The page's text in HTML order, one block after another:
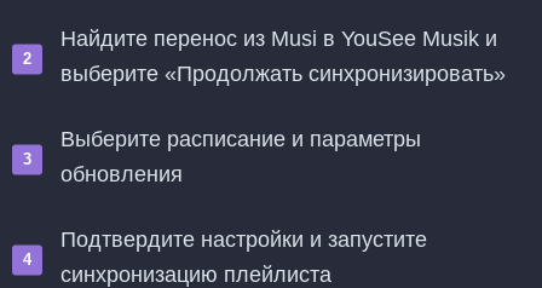
Найдите перенос из Musi в YouSee Musik и
выберите «Продолжать синхронизировать»
Выберите расписание и параметры
обновления
Подтвердите настройки и запустите
синхронизацию плейлиста